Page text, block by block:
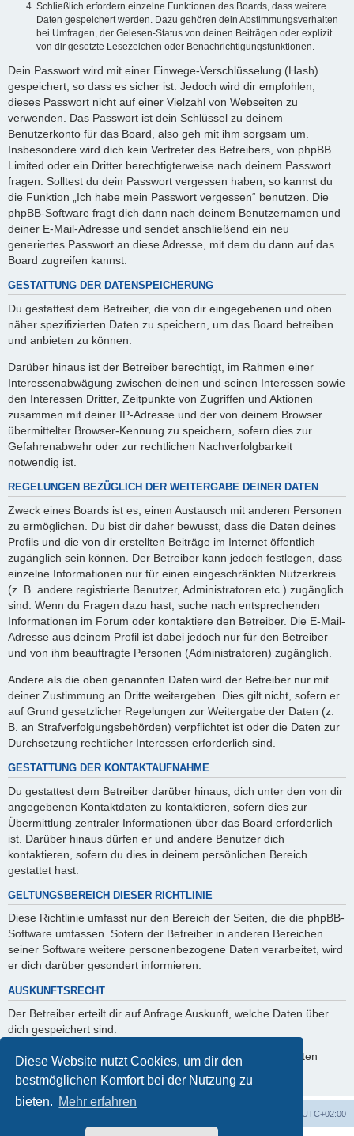
Diese Website nutzt Cookies, um dir den
bestmöglichen Komfort bei der Nutzung zu
bieten. Mehr erfahren
Schließlich erfordern einzelne Funktionen des Boards, dass weitere
Daten gespeichert werden. Dazu gehören dein Abstimmungsverhalten
bei Umfragen, der Gelesen-Status von deinen Beiträgen oder explizit
von dir gesetzte Lesezeichen oder Benachrichtigungsfunktionen.
Dein Passwort wird mit einer Einwege-Verschlüsselung (Hash)
gespeichert, so dass es sicher ist. Jedoch wird dir empfohlen,
dieses Passwort nicht auf einer Vielzahl von Webseiten zu
verwenden. Das Passwort ist dein Schlüssel zu deinem
Benutzerkonto für das Board, also geh mit ihm sorgsam um.
Insbesondere wird dich kein Vertreter des Betreibers, von phpBB
Limited oder ein Dritter berechtigterweise nach deinem Passwort
fragen. Solltest du dein Passwort vergessen haben, so kannst du
die Funktion „Ich habe mein Passwort vergessen“ benutzen. Die
phpBB-Software fragt dich dann nach deinem Benutzernamen und
deiner E-Mail-Adresse und sendet anschließend ein neu
generiertes Passwort an diese Adresse, mit dem du dann auf das
Board zugreifen kannst.
GESTATTUNG DER DATENSPEICHERUNG
Du gestattest dem Betreiber, die von dir eingegebenen und oben
näher spezifizierten Daten zu speichern, um das Board betreiben
und anbieten zu können.
Darüber hinaus ist der Betreiber berechtigt, im Rahmen einer
Interessenabwägung zwischen deinen und seinen Interessen sowie
den Interessen Dritter, Zeitpunkte von Zugriffen und Aktionen
zusammen mit deiner IP-Adresse und der von deinem Browser
übermittelter Browser-Kennung zu speichern, sofern dies zur
Gefahrenabwehr oder zur rechtlichen Nachverfolgbarkeit
notwendig ist.
REGELUNGEN BEZÜGLICH DER WEITERGABE DEINER DATEN
Zweck eines Boards ist es, einen Austausch mit anderen Personen
zu ermöglichen. Du bist dir daher bewusst, dass die Daten deines
Profils und die von dir erstellten Beiträge im Internet öffentlich
zugänglich sein können. Der Betreiber kann jedoch festlegen, dass
einzelne Informationen nur für einen eingeschränkten Nutzerkreis
(z. B. andere registrierte Benutzer, Administratoren etc.) zugänglich
sind. Wenn du Fragen dazu hast, suche nach entsprechenden
Informationen im Forum oder kontaktiere den Betreiber. Die E-Mail-
Adresse aus deinem Profil ist dabei jedoch nur für den Betreiber
und von ihm beauftragte Personen (Administratoren) zugänglich.
Andere als die oben genannten Daten wird der Betreiber nur mit
deiner Zustimmung an Dritte weitergeben. Dies gilt nicht, sofern er
auf Grund gesetzlicher Regelungen zur Weitergabe der Daten (z.
B. an Strafverfolgungsbehörden) verpflichtet ist oder die Daten zur
Durchsetzung rechtlicher Interessen erforderlich sind.
GESTATTUNG DER KONTAKTAUFNAHME
Du gestattest dem Betreiber darüber hinaus, dich unter den von dir
angegebenen Kontaktdaten zu kontaktieren, sofern dies zur
Übermittlung zentraler Informationen über das Board erforderlich
ist. Darüber hinaus dürfen er und andere Benutzer dich
kontaktieren, sofern du dies in deinem persönlichen Bereich
gestattet hast.
GELTUNGSBEREICH DIESER RICHTLINIE
Diese Richtlinie umfasst nur den Bereich der Seiten, die die phpBB-
Software umfassen. Sofern der Betreiber in anderen Bereichen
seiner Software weitere personenbezogene Daten verarbeitet, wird
er dich darüber gesondert informieren.
AUSKUNFTSRECHT
Der Betreiber erteilt dir auf Anfrage Auskunft, welche Daten über
dich gespeichert sind.
Du kannst jederzeit die Löschung bzw. Sperrung deiner Daten
verlangen. Kontaktiere hierzu bitte den Betreiber.
UTC+02:00